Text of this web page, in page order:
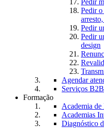
Pedir
Pedir o
Pedir
Pedir
design
Agendar
Serviços B2B
Formação
Academia
Academias
Diagnóstico